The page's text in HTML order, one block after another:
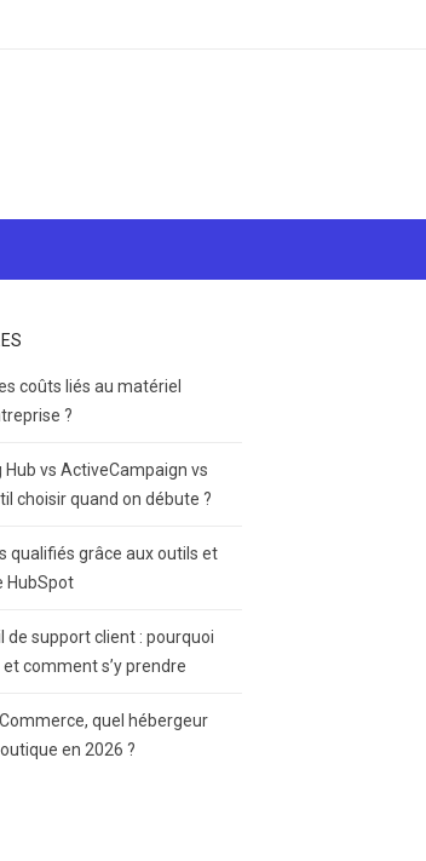
coûts liés au matériel
?
vs ActiveCampaign vs
choisir quand on débute ?
qualifiés grâce aux outils et
HubSpot
de support client : pourquoi
comment s’y prendre
quel hébergeur
en 2026 ?